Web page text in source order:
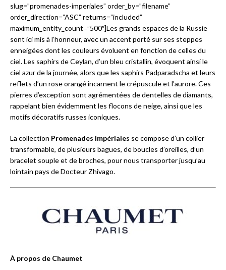
slug=”promenades-imperiales” order_by=”filename”
order_direction=”ASC” returns=”included”
maximum_entity_count=”500″]Les grands espaces de la Russie
sont ici mis à l’honneur, avec un accent porté sur ses steppes
enneigées dont les couleurs évoluent en fonction de celles du
ciel. Les saphirs de Ceylan, d’un bleu cristallin, évoquent ainsi le
ciel azur de la journée, alors que les saphirs Padparadscha et leurs
reflets d’un rose orangé incarnent le crépuscule et l’aurore. Ces
pierres d’exception sont agrémentées de dentelles de diamants,
rappelant bien évidemment les flocons de neige, ainsi que les
motifs décoratifs russes iconiques.
La collection Promenades Impériales se compose d’un collier
transformable, de plusieurs bagues, de boucles d’oreilles, d’un
bracelet souple et de broches, pour nous transporter jusqu’au
lointain pays de Docteur Zhivago.
À propos de Chaumet